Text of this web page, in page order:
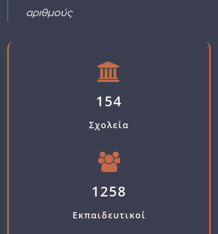
αριθμούς
154
Σχολεία
1258
Εκπαιδευτικοί